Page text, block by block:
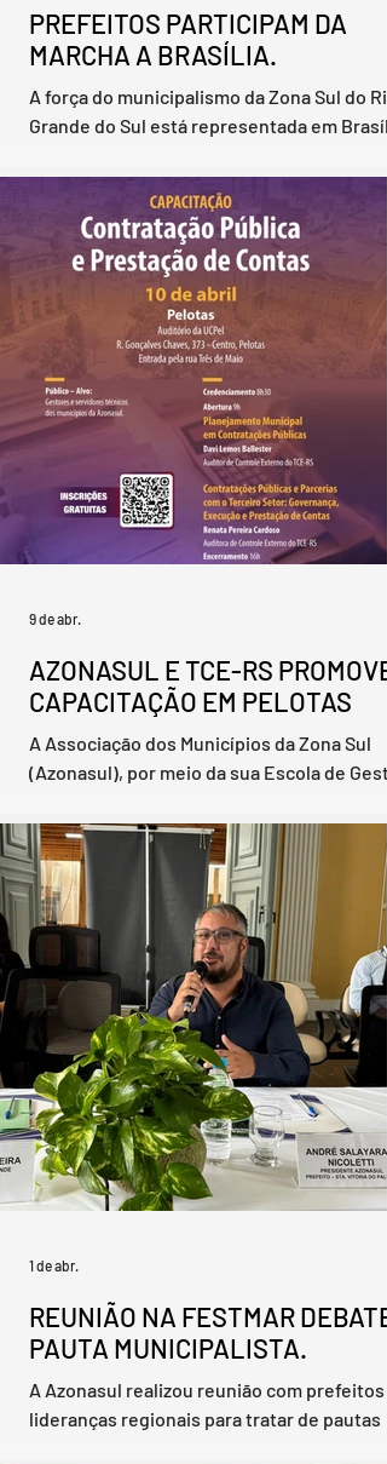
PREFEITOS PARTICIPAM DA
MARCHA A BRASÍLIA.
A força do municipalismo da Zona Sul do Rio
Grande do Sul está representada em
Marcha a Brasília em Defesa dos Municípios
com uma comitiva formada por 15 prefeitos
Associação dos Municípios da Zona Sul
(Azonasul), além de equipes técnicas e
assessores, acompanhando uma extensa
programação de debates, articulações
políticas e audiências institucionais na
Capital Federal. Promovida pela
Confederação Nacional de Municípios (C
AZONASUL E TCE-RS
CAPACITAÇÃO EM PELOTAS
A Associação dos Municípios da Zona Sul
(Azonasul), por meio da sua Escola de
do Estado do Rio Grande do Sul (TCE-RS),
promove nesta sexta-feira, 10 de abril, em
Pelotas, no auditório Dom Antonio Zattera,
Universidade Católica de Pelotas (UCPel),
curso voltado à qualificação de servidores
públicos na área de contratação pública e
prestação de contas. A iniciativa reúne
de 200 servidores dos 23 municípios que
integra
9 de abr.
REUNIÃO NA FESTMAR DEBATE
PAUTA MUNICIPALISTA.
A Azonasul realizou reunião com prefeitos e
lideranças regionais para tratar de pautas
1 de abr.